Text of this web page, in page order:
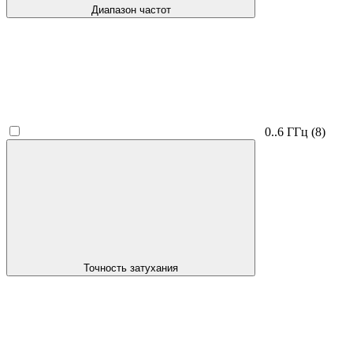
Диапазон частот
0..6 ГГц (8)
Точность затухания